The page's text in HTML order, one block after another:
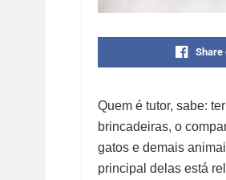
Share
Quem é tutor, sabe: ter
brincadeiras, o
gatos e demais
principal delas está